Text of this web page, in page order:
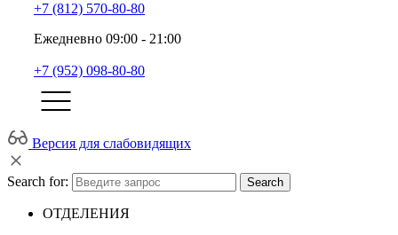
+7 (812) 570-80-80
Ежедневно 09:00 - 21:00
+7 (952) 098-80-80
Версия для слабовидящих
Search for: Search
ОТДЕЛЕНИЯ